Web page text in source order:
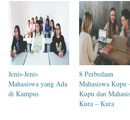
Jenis-Jenis
Mahasiswa yang Ada
di Kampus
8 Perbedaan
Mahasiswa Kupu
Kupu dan
Kura – Kura